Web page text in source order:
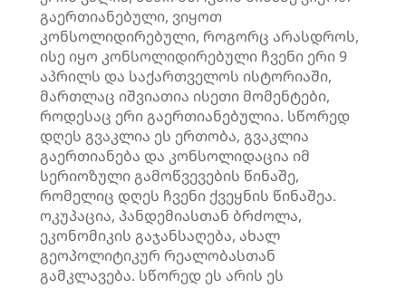
გაერთიანებული, ვიყოთ
კონსოლიდირებული, როგორც არასდროს,
ისე იყო კონსოლიდირებული ჩვენი ერი 9
აპრილს და საქართველოს ისტორიაში,
მართლაც იშვიათია ისეთი მომენტები,
როდესაც ერი გაერთიანებულია. სწორედ
დღეს გვაკლია ეს ერთობა, გვაკლია
გაერთიანება და კონსოლიდაცია იმ
სერიოზული გამოწვევების წინაშე,
რომელიც დღეს ჩვენი ქვეყნის წინაშეა.
ოკუპაცია, პანდემიასთან ბრძოლა,
ეკონომიკის გაჯანსაღება, ახალ
გეოპოლიტიკურ რეალობასთან
გამკლავება. სწორედ ეს არის ეს